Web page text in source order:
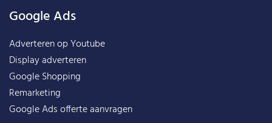
Google Ads
Adverteren op Youtube
Display adverteren
Google Shopping
Remarketing
Google Ads offerte aanvragen